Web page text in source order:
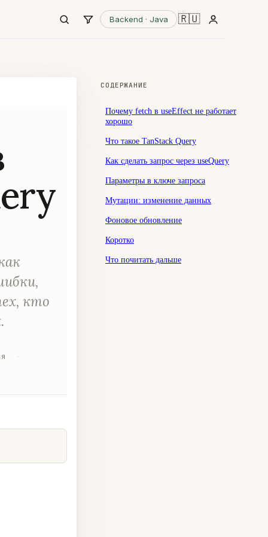
Backend · Java 🇷🇺
кто
СОДЕРЖАНИЕ
Почему fetch в useEffect не работает
хорошо
Что такое TanStack Query
Как сделать запрос через useQuery
Параметры в ключе запроса
Мутации: изменение данных
Фоновое обновление
Коротко
Что почитать дальше